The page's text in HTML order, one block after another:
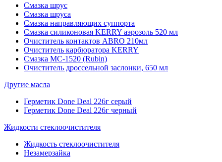
Смазка шрус
Смазка шруса
Смазка направляющих суппорта
Смазка силиконовая KERRY аэрозоль 520 мл
Очиститель контактов ABRO 210мл
Очиститель карбюратора KERRY
Смазка МС-1520 (Rubin)
Очиститель дроссельной заслонки, 650 мл
Другие масла
Герметик Done Deal 226г серый
Герметик Done Deal 226г черный
Жидкости стеклоочистителя
Жидкость стеклоочистителя
Незамерзайка